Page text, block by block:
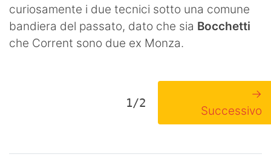
curiosamente i due tecnici sotto una comune
bandiera del passato, dato che sia Bocchetti
che Corrent sono due ex Monza.
1/2
→
Successivo